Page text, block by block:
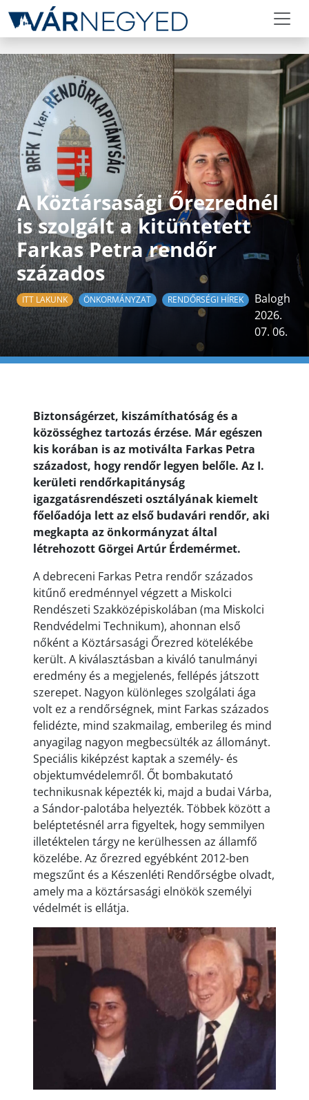
A Köztársasági Őrezrednél
is szolgált a kitüntetett
Farkas Petra rendőr
százados
ITT LAKUNK ÖNKORMÁNYZAT RENDŐRSÉGI HÍREK
Balogh
2026.
07. 06.
Biztonságérzet, kiszámíthatóság és a
közösséghez tartozás érzése. Már egészen
kis korában is az motiválta Farkas Petra
századost, hogy rendőr legyen belőle. Az I.
kerületi rendőrkapitányság
igazgatásrendészeti osztályának kiemelt
főelőadója lett az első budavári rendőr, aki
megkapta az önkormányzat által
létrehozott Görgei Artúr Érdemérmet.
A debreceni Farkas Petra rendőr százados
kitűnő eredménnyel végzett a Miskolci
Rendészeti Szakközépiskolában (ma Miskolci
Rendvédelmi Technikum), ahonnan első
nőként a Köztársasági Őrezred kötelékébe
került. A kiválasztásban a kiváló tanulmányi
eredmény és a megjelenés, fellépés játszott
szerepet. Nagyon különleges szolgálati ága
volt ez a rendőrségnek, mint Farkas százados
felidézte, mind szakmailag, emberileg és mind
anyagilag nagyon megbecsülték az állományt.
Speciális kiképzést kaptak a személy- és
objektumvédelemről. Őt bombakutató
technikusnak képezték ki, majd a budai Várba,
a Sándor-palotába helyezték. Többek között a
beléptetésnél arra figyeltek, hogy semmilyen
illetéktelen tárgy ne kerülhessen az államfő
közelébe. Az őrezred egyébként 2012-ben
megszűnt és a Készenléti Rendőrségbe olvadt,
amely ma a köztársasági elnökök személyi
védelmét is ellátja.